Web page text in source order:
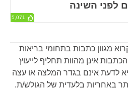
מגוון כתבות בתחומי בריאות
אינן מהוות תחליף לייעוץ
לדעת אינם בגדר המלצה או עצה
באחריות בלעדית של הגולש/ת.
לפני השינה
5,071